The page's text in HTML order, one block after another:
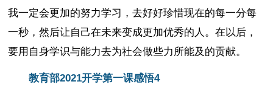
我一定会更加的努力学习，去好好珍惜现在的每一分每
一秒，然后让自己在未来变成更加优秀的人。在以后，
要用自身学识与能力去为社会做些力所能及的贡献。
教育部2021开学第一课感悟4